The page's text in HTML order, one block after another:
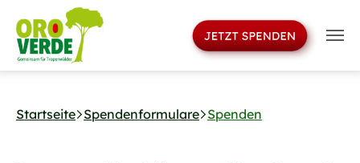
Startseite Spendenformulare Spenden